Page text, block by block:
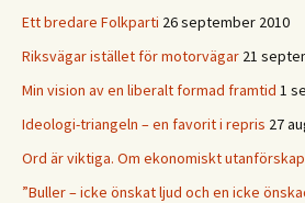
Ett bredare Folkparti 26 september 2010
Riksvägar istället för motorvägar 21
Min vision av en liberalt formad framtid 1
Ideologi-triangeln – en favorit i repris 27
Ord är viktiga. Om ekonomiskt utanförskap
”Buller – icke önskat ljud och en icke